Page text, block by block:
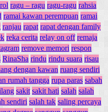
ragu – ragu ragu-ragu rahsia
ramai kawan perempuan ramai
ranjau rapat rapat dengan family
reka cerita relay on off remaja
remove memori respon
RinaSha rindu rindu suara risau
dengan kawan ruang sendiri
rumah tangga rupa paras sabah
sakit sakit hati salah salah
sendiri salah tak saling percaya